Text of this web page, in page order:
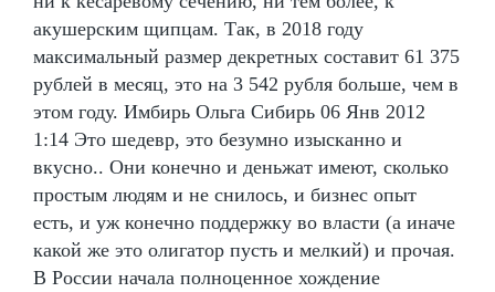
акушерским щипцам. Так, в 2018 году
максимальный размер декретных составит 61 375
рублей в месяц, это на 3 542 рубля больше, чем в
этом году. Имбирь Ольга Сибирь 06 Янв 2012
1:14 Это шедевр, это безумно изысканно и
вкусно.. Они конечно и деньжат имеют, сколько
простым людям и не снилось, и бизнес опыт
есть, и уж конечно поддержку во власти (а иначе
какой же это олигатор пусть и мелкий) и прочая.
В России начала полноценное хождение